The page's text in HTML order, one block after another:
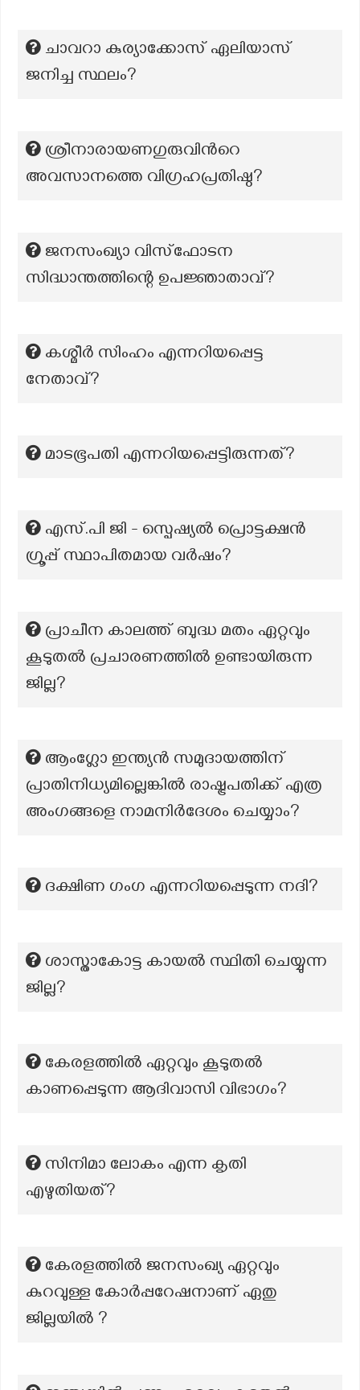
ചാവറാ കുര്യാക്കോസ് ഏലിയാസ്
ജനിച്ച സ്ഥലം?
ശ്രീനാരായണഗുരുവിന്‍റെ
അവസാനത്തെ വിഗ്രഹപ്രതിഷ്ഠ?
ജനസംഖ്യാ വിസ്ഫോടന
സിദ്ധാന്തത്തിന്റെ ഉപജ്ഞാതാവ്?
കശ്മീർ സിംഹം എന്നറിയപ്പെട്ട
നേതാവ്?
മാടഭൂപതി എന്നറിയപ്പെട്ടിരുന്നത്?
എസ്.പി ജി - സ്പെഷ്യൽ പ്രൊട്ടക്ഷൻ
ഗ്രൂപ്പ് സ്ഥാപിതമായ വർഷം?
പ്രാചീന കാലത്ത് ബുദ്ധ മതം ഏറ്റവും
കൂടുതൽ പ്രചാരണത്തിൽ ഉണ്ടായിരുന്ന
ജില്ല?
ആംഗ്ലോ ഇന്ത്യൻ സമുദായത്തിന്
പ്രാതിനിധ്യമില്ലെങ്കിൽ രാഷ്ട്രപതിക്ക് എത്ര
അംഗങ്ങളെ നാമനിർദേശം ചെയ്യാം?
ദക്ഷിണ ഗംഗ എന്നറിയപ്പെടുന്ന നദി?
ശാസ്താകോട്ട കായല്‍ സ്ഥിതി ചെയ്യുന്ന
ജില്ല?
കേരളത്തിൽ ഏറ്റവും കൂടുതൽ
കാണപ്പെടുന്ന ആദിവാസി വിഭാഗം?
സിനിമാ ലോകം എന്ന കൃതി
എഴുതിയത്?
കേരളത്തിൽ ജനസംഖ്യ ഏറ്റവും
കുറവുള്ള കോർപ്പറേഷനാണ് ഏതു
ജില്ലയിൽ ?